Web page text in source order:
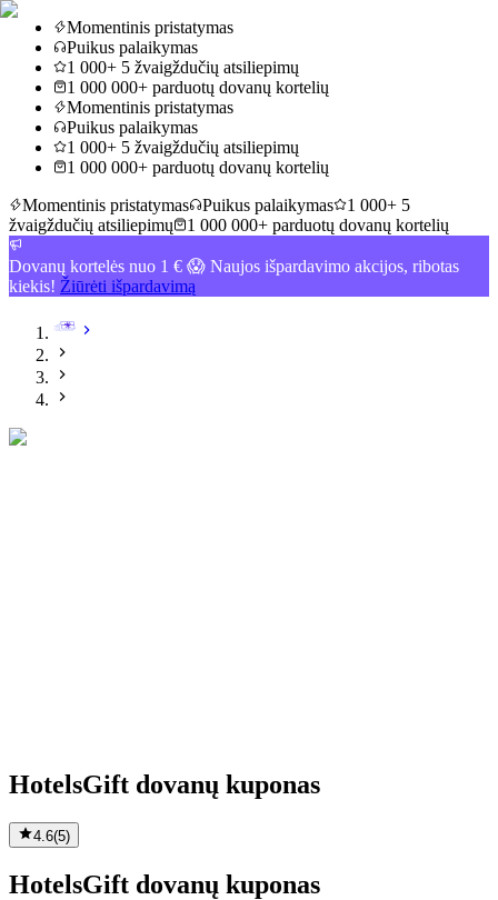
Momentinis pristatymas
Puikus palaikymas
1 000+ 5 žvaigždučių atsiliepimų
1 000 000+ parduotų dovanų kortelių
Momentinis pristatymas
Puikus palaikymas
1 000+ 5 žvaigždučių atsiliepimų
1 000 000+ parduotų dovanų kortelių
Momentinis pristatymas
Puikus palaikymas
1 000+ 5
žvaigždučių atsiliepimų
1 000 000+ parduotų dovanų kortelių
Dovanų kortelės nuo 1 € 😱 Naujos išpardavimo akcijos, ribotas
kiekis! Žiūrėti išpardavimą
HotelsGift dovanų kuponas
4.6(5)
HotelsGift dovanų kuponas